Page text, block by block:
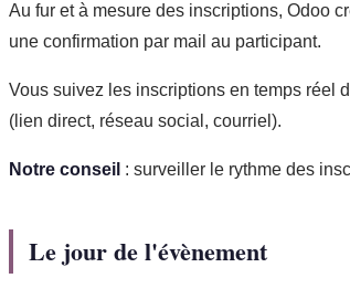
Au fur et à mesure des inscriptions, Odoo
une confirmation par mail au participant.
Vous suivez les inscriptions en temps réel
(lien direct, réseau social, courriel).
Notre conseil : surveiller le rythme des
Le jour de l'évènement